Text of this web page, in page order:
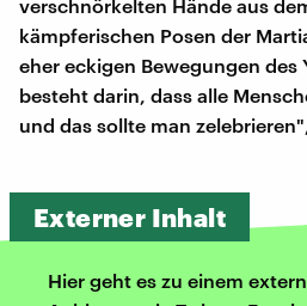
verschnörkelten Hände aus
kämpferischen Posen der
eher eckigen Bewegungen des
besteht darin, dass alle
und das sollte man
Externer Inhalt
Hier geht es zu einem